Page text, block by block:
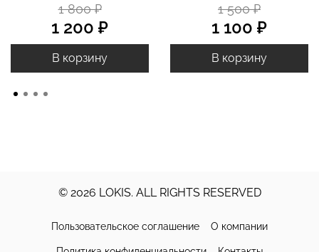
1 800 ₽
1 200 ₽
В корзину
1 500 ₽
1 100 ₽
В корзину
© 2026 LOKIS. ALL RIGHTS RESERVED
Пользовательское соглашение О компании